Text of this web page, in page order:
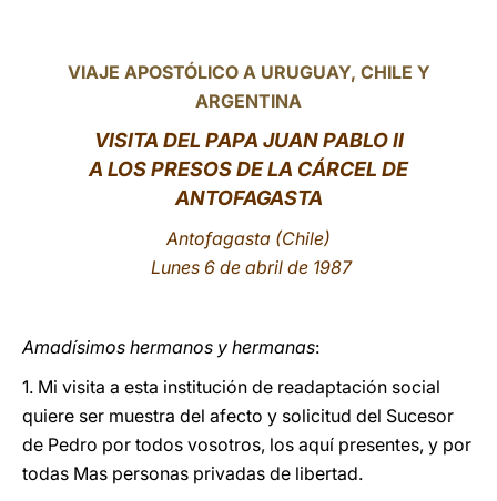
VIAJE APOSTÓLICO A URUGUAY, CHILE Y
ARGENTINA
VISITA DEL PAPA JUAN PABLO II
A LOS PRESOS DE LA CÁRCEL DE
ANTOFAGASTA
Antofagasta (Chile)
Lunes 6 de abril de 1987
Amadísimos hermanos y hermanas:
1. Mi visita a esta institución de readaptación social
quiere ser muestra del afecto y solicitud del Sucesor
de Pedro por todos vosotros, los aquí presentes, y por
todas Mas personas privadas de libertad.